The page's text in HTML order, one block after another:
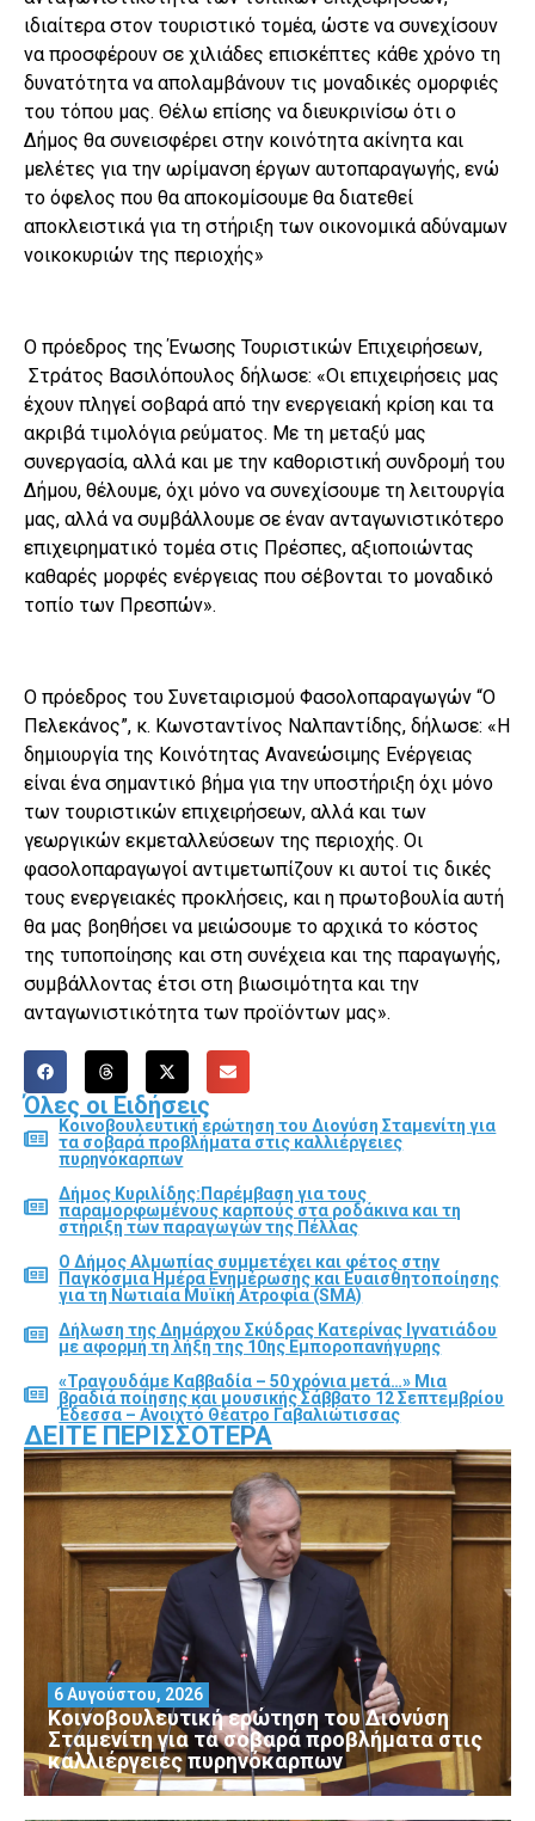
ιδιαίτερα στον τουριστικό τομέα, ώστε να συνεχίσουν
να προσφέρουν σε χιλιάδες επισκέπτες κάθε χρόνο τη
δυνατότητα να απολαμβάνουν τις μοναδικές ομορφιές
του τόπου μας. Θέλω επίσης να διευκρινίσω ότι ο
Δήμος θα συνεισφέρει στην κοινότητα ακίνητα και
μελέτες για την ωρίμανση έργων αυτοπαραγωγής, ενώ
το όφελος που θα αποκομίσουμε θα διατεθεί
αποκλειστικά για τη στήριξη των οικονομικά αδύναμων
νοικοκυριών της περιοχής»
Ο πρόεδρος της Ένωσης Τουριστικών Επιχειρήσεων,
Στράτος Βασιλόπουλος δήλωσε: «Οι επιχειρήσεις μας
έχουν πληγεί σοβαρά από την ενεργειακή κρίση και τα
ακριβά τιμολόγια ρεύματος. Με τη μεταξύ μας
συνεργασία, αλλά και με την καθοριστική συνδρομή του
Δήμου, θέλουμε, όχι μόνο να συνεχίσουμε τη λειτουργία
μας, αλλά να συμβάλλουμε σε έναν ανταγωνιστικότερο
επιχειρηματικό τομέα στις Πρέσπες, αξιοποιώντας
καθαρές μορφές ενέργειας που σέβονται το μοναδικό
τοπίο των Πρεσπών».
Ο πρόεδρος του Συνεταιρισμού Φασολοπαραγωγών “Ο
Πελεκάνος”, κ. Κωνσταντίνος Ναλπαντίδης, δήλωσε: «Η
δημιουργία της Κοινότητας Ανανεώσιμης Ενέργειας
είναι ένα σημαντικό βήμα για την υποστήριξη όχι μόνο
των τουριστικών επιχειρήσεων, αλλά και των
γεωργικών εκμεταλλεύσεων της περιοχής. Οι
φασολοπαραγωγοί αντιμετωπίζουν κι αυτοί τις δικές
τους ενεργειακές προκλήσεις, και η πρωτοβουλία αυτή
θα μας βοηθήσει να μειώσουμε το αρχικά το κόστος
της τυποποίησης και στη συνέχεια και της παραγωγής,
συμβάλλοντας έτσι στη βιωσιμότητα και την
ανταγωνιστικότητα των προϊόντων μας».
Όλες οι Ειδήσεις
Κοινοβουλευτική ερώτηση του Διονύση Σταμενίτη για
τα σοβαρά προβλήματα στις καλλιέργειες
πυρηνόκαρπων
Δήμος Κυριλίδης:Παρέμβαση για τους
παραμορφωμένους καρπούς στα ροδάκινα και τη
στήριξη των παραγωγών της Πέλλας
Ο Δήμος Αλμωπίας συμμετέχει και φέτος στην
Παγκόσμια Ημέρα Ενημέρωσης και Ευαισθητοποίησης
για τη Νωτιαία Μυϊκή Ατροφία (SMA)
Δήλωση της Δημάρχου Σκύδρας Κατερίνας Ιγνατιάδου
με αφορμή τη λήξη της 10ης Εμποροπανήγυρης
«Τραγουδάμε Καββαδία – 50 χρόνια μετά…» Μια
βραδιά ποίησης και μουσικής Σάββατο 12 Σεπτεμβρίου
Έδεσσα – Ανοιχτό Θέατρο Γαβαλιώτισσας
ΔΕΊΤΕ ΠΕΡΙΣΣΌΤΕΡΑ
Κοινοβουλευτική ερώτηση του Διονύση
Σταμενίτη για τα σοβαρά προβλήματα στις
καλλιέργειες πυρηνόκαρπων
6 Αυγούστου, 2026